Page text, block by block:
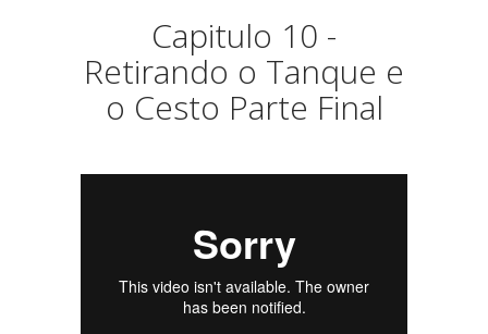
Capitulo 10 -
Retirando o Tanque e
o Cesto Parte Final